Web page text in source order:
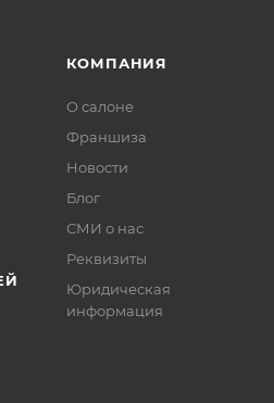
КОМПАНИЯ
О салоне
Франшиза
Новости
Блог
СМИ о нас
Реквизиты
Юридическая
информация